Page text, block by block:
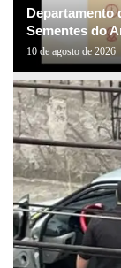
Departamento
Sementes do
10 de agosto de 2026